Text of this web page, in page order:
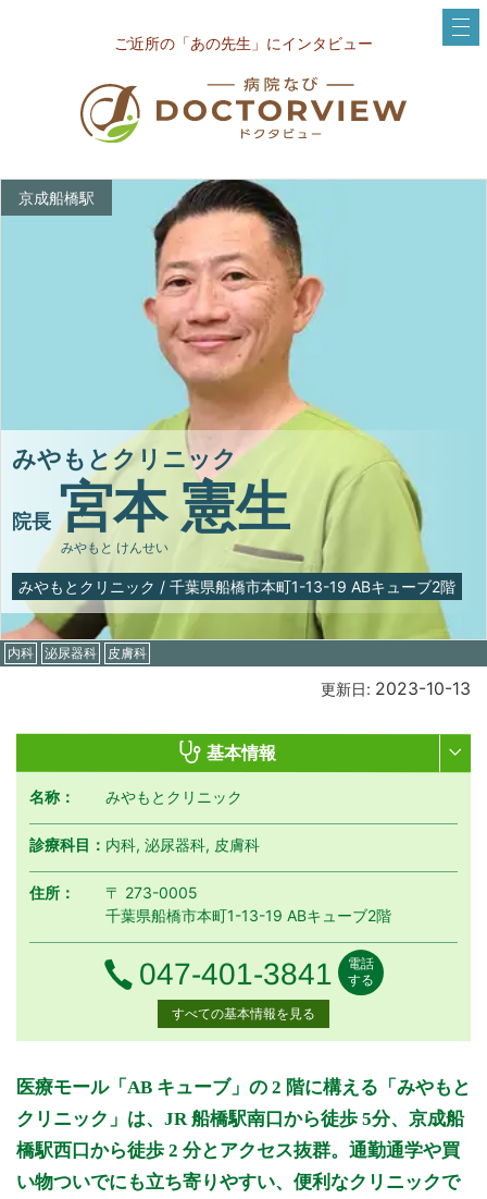
ご近所の「あの先生」にインタビュー
京成船橋駅
みやもとクリニック
院長 宮本 憲生
みやもと けんせい
みやもとクリニック / 千葉県船橋市本町1-13-19 ABキューブ2階
内科 泌尿器科 皮膚科
更新日: 2023-10-13
基本情報
名称： みやもとクリニック
診療科目： 内科, 泌尿器科, 皮膚科
住所：
〒 273-0005
千葉県船橋市本町1-13-19 ABキューブ2階
電話番号
047-401-3841 電話
する
すべての基本情報を見る
診療時間 月曜日
火 水曜日
木 木曜日
金 金曜日
土 土曜日
日 日曜日
祝
9:00～12:00
● ● ● ●
●
15:00～19:00
● ● ● ●
休診日: 水、日、祝、土午後
医療モール「AB キューブ」の 2 階に構える「みやもと
クリニック」は、JR 船橋駅南口から徒歩 5分、京成船
橋駅西口から徒歩 2 分とアクセス抜群。通勤通学や買
い物ついでにも立ち寄りやすい、便利なクリニックで